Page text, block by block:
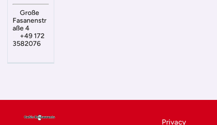
Große
Fasanenstr
aße 4
+49 172
3582076
Privacy